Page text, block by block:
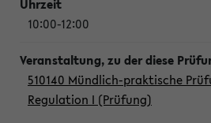
10:00-12:00
510140 Mündlich-praktische
Regulation I (Prüfung)